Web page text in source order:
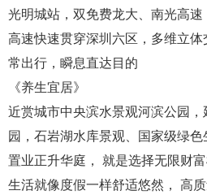
光明城站，双免费龙大、南光高
高速快速贯穿深圳六区，多维立体
常出行，瞬息直达目的
《养生宜居》
近赏城市中央滨水景观河滨公园
园，石岩湖水库景观、国家级绿色
置业正升华庭， 就是选择无限财
生活就像度假一样舒适悠然， 高